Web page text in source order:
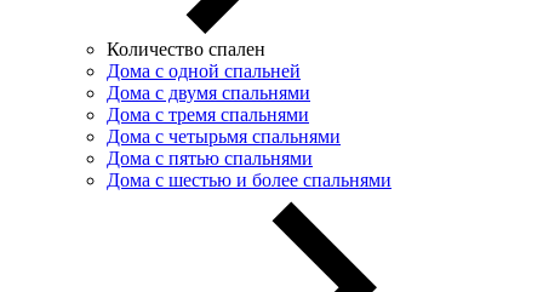
Количество спален
Дома с одной спальней
Дома с двумя спальнями
Дома с тремя спальнями
Дома с четырьмя спальнями
Дома с пятью спальнями
Дома с шестью и более спальнями